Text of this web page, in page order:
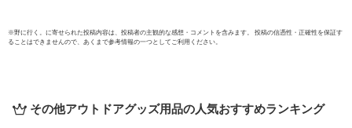
※野に行く。 に寄せられた投稿内容は、投稿者の主観的な感想・コメントを含みます。 投稿の信憑性・正確性を保証す
ることはできませんので、あくまで参考情報の一つとしてご利用ください。
その他アウトドアグッズ用品の人気おすすめランキング